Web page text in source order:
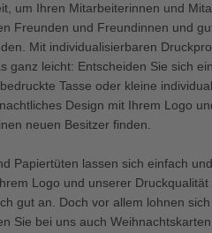
um Ihren Mitarbeiterinnen und
Freunden und Freundinnen und
Mit individualisierbaren
ganz leicht: Entscheiden Sie sich
Tasse oder kleine
Design mit Ihrem Logo
neuen Besitzer finden.
Papiertüten lassen sich einfach
Logo und unserer
gut an. Doch vor allem lohnen
Sie bei uns auch